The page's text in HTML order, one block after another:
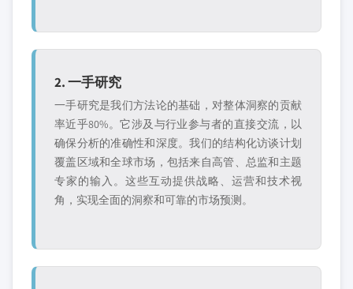
2. 一手研究
一手研究是我们方法论的基础，对整体洞察的贡献
率近乎80%。它涉及与行业参与者的直接交流，以
确保分析的准确性和深度。我们的结构化访谈计划
覆盖区域和全球市场，包括来自高管、总监和主题
专家的输入。这些互动提供战略、运营和技术视
角，实现全面的洞察和可靠的市场预测。